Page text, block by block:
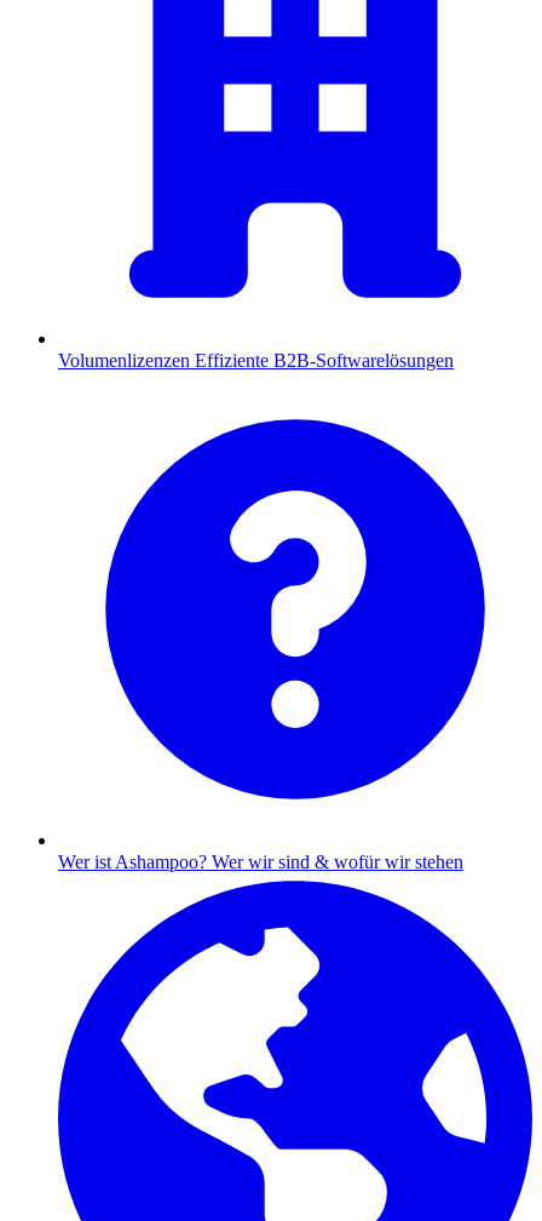
Volumenlizenzen Effiziente B2B-Softwarelösungen
Wer ist Ashampoo? Wer wir sind & wofür wir stehen